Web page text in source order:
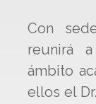
Con
reunirá
ámbito
ellos el